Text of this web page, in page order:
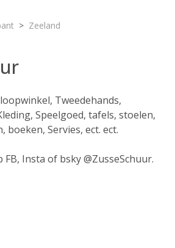
Zeeland
Tweedehands,
Speelgoed, tafels, stoelen,
boeken, Servies, ect. ect.
Insta of bsky @ZusseSchuur.